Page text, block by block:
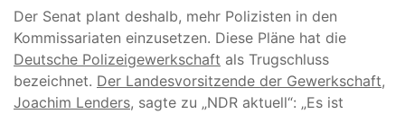
Der Senat plant deshalb, mehr Polizisten in den
Kommissariaten einzusetzen. Diese Pläne hat die
Deutsche Polizeigewerkschaft als Trugschluss
bezeichnet. Der Landesvorsitzende der Gewerkschaft,
Joachim Lenders, sagte zu „NDR aktuell“: „Es ist